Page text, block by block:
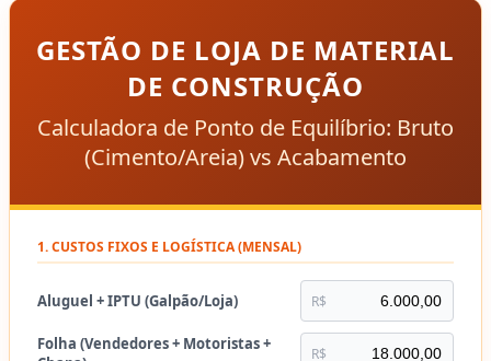
GESTÃO DE LOJA DE MATERIAL
DE CONSTRUÇÃO
Calculadora de Ponto de Equilíbrio: Bruto
(Cimento/Areia) vs Acabamento
1. CUSTOS FIXOS E LOGÍSTICA (MENSAL)
Aluguel + IPTU (Galpão/Loja) R$
Folha (Vendedores + Motoristas +
R$